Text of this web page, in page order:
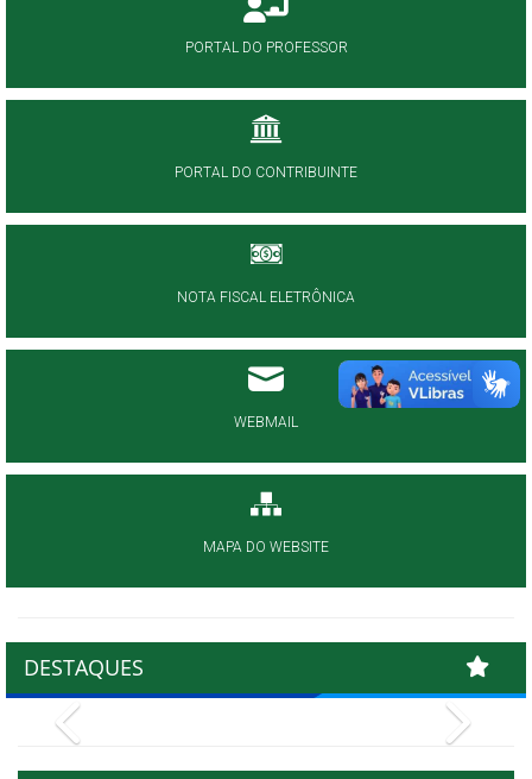
PORTAL DO PROFESSOR
PORTAL DO CONTRIBUINTE
NOTA FISCAL ELETRÔNICA
WEBMAIL
MAPA DO WEBSITE
DESTAQUES